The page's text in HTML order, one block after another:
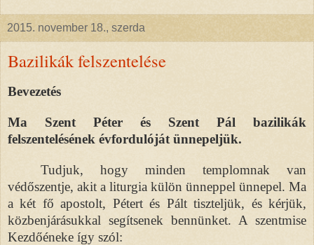
2015. november 18., szerda
Bazilikák felszentelése
Bevezetés
Ma Szent Péter és Szent Pál bazilikák
felszentelésének évfordulóját ünnepeljük.
Tudjuk, hogy minden templomnak van
védőszentje, akit a liturgia külön ünneppel ünnepel. Ma
a két fő apostolt, Pétert és Pált tiszteljük, és kérjük,
közbenjárásukkal segítsenek bennünket. A szentmise
Kezdőéneke így szól: